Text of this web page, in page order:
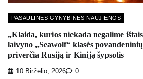
PASAULINĖS GYNYBINĖS NAUJIENOS
„Klaida, kurios niekada negalime
laivyno „Seawolf“ klasės
priverčia Rusiją ir Kiniją šypsotis
10 Birželio, 2026 0